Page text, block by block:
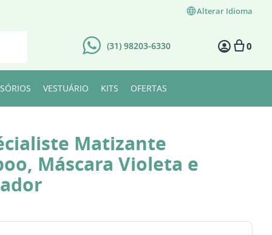
Alterar Idioma
(31) 98203-6330 0
VESTUÁRIO KITS OFERTAS
Matizante
Máscara Violeta e